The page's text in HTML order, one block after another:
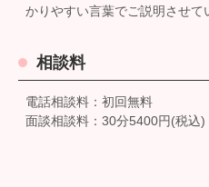
かりやすい言葉でご説明させて
相談料
電話相談料：初回無料
面談相談料：30分5400円(税込)